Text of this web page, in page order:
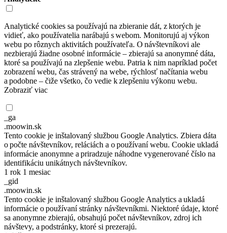
Analytické cookies sa používajú na zbieranie dát, z ktorých je
vidieť, ako používatelia narábajú s webom. Monitorujú aj výkon
webu po rôznych aktivitách používateľa. O návštevníkovi ale
nezbierajú žiadne osobné informácie – zbierajú sa anonymné dáta,
ktoré sa používajú na zlepšenie webu. Patria k nim napríklad počet
zobrazení webu, čas strávený na webe, rýchlosť načítania webu
a podobne – čiže všetko, čo vedie k zlepšeniu výkonu webu.
Zobraziť viac
_ga
.moowin.sk
Tento cookie je inštalovaný službou Google Analytics. Zbiera dáta
o počte návštevníkov, reláciách a o používaní webu. Cookie ukladá
informácie anonymne a priradzuje náhodne vygenerované číslo na
identifikáciu unikátnych návštevníkov.
1 rok 1 mesiac
_gid
.moowin.sk
Tento cookie je inštalovaný službou Google Analytics a ukladá
informácie o používaní stránky návštevníkmi. Niektoré údaje, ktoré
sa anonymne zbierajú, obsahujú počet návštevníkov, zdroj ich
návštevy, a podstránky, ktoré si prezerajú.